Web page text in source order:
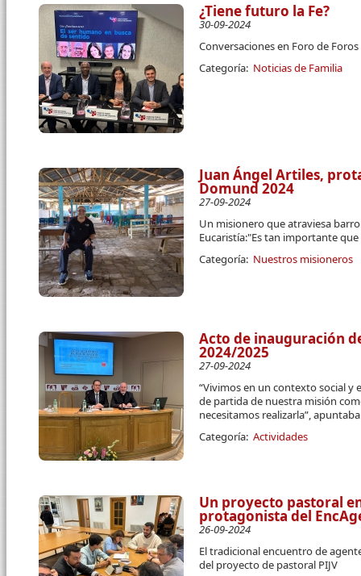
¿Tiene futuro la Fe?
30-09-2024
Conversaciones en Foro de Foros
Categoría: Noticias de Familia
Juan Ángel Artiles,
Domund 2024
27-09-2024
Un misionero que atraviesa
Eucaristía:"Es tan importante
Categoría: Nuestros misioneros
Acto de inauguración
2024/2025
27-09-2024
“Vivimos en un contexto social
de partida de nuestra misión
necesitamos realizarla”, apuntaba
Categoría: Actividades
Un proyecto pastoral
protagonista del
26-09-2024
El tradicional encuentro de
del proyecto de pastoral PIJV